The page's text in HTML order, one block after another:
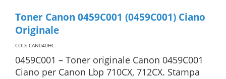
Toner Canon 0459C001 (0459C001) Ciano
Originale
COD: CAN040HC.
0459C001 – Toner originale Canon 0459C001
Ciano per Canon Lbp 710CX, 712CX. Stampa